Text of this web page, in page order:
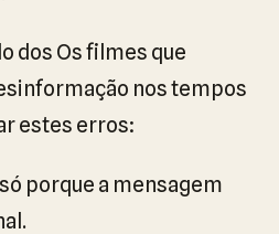
dos Os filmes que
nos tempos
estes erros:
porque a mensagem